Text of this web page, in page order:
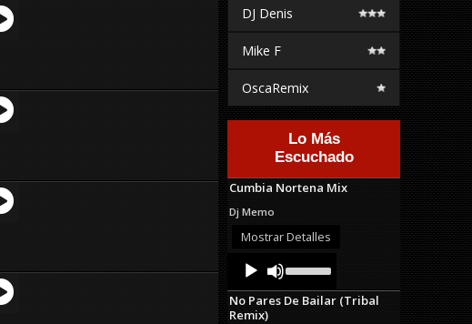
DJ Denis
Mike F
OscaRemix
Lo Más
Escuchado
Cumbia Nortena Mix
Dj Memo
Mostrar Detalles
Audio
Player
Up/Down
Arrow
keys
No Pares De Bailar (Tribal
Remix)